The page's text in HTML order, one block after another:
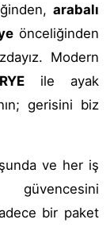
arabalı
önceliğinden
Modern
ile ayak
gerisini biz
ve her iş
bir paket